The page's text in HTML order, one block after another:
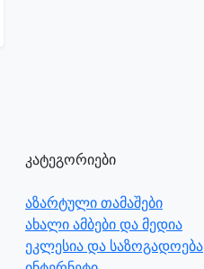
კატეგორიები
აზარტული თამაშები
ახალი ამბები და მედია
ეკლესია და საზოგადოება